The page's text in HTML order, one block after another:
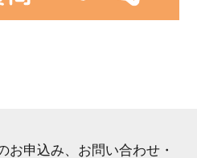
お申込み、お問い合わせ・